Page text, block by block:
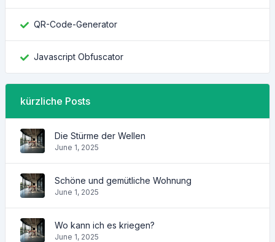
QR-Code-Generator
Javascript Obfuscator
kürzliche Posts
Die Stürme der Wellen
June 1, 2025
Schöne und gemütliche Wohnung
June 1, 2025
Wo kann ich es kriegen?
June 1, 2025